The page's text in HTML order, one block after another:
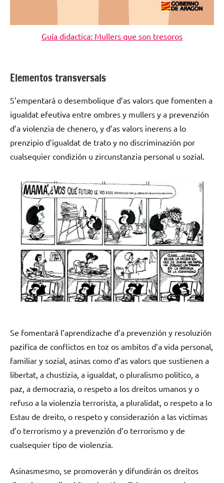
Guía didactica: Mullers que son tresoros
Elementos transversals
S’empentará o desembolique d’as valors que fomenten a
igualdat efeutiva entre ombres y mullers y a prevenzión
d’a violenzia de chenero, y d’as valors inerens a lo
prenzipio d’igualdat de trato y no discriminazión por
cualsequier condizión u zircunstanzia personal u sozial.
Se fomentará l’aprendizache d’a prevenzión y resoluzión
pazifica de conflictos en toz os ambitos d’a vida personal,
familiar y sozial, asinas como d’as valors que sustienen a
libertat, a chustizia, a igualdat, o pluralismo politico, a
paz, a democrazia, o respeto a los dreitos umanos y o
refuso a la violenzia terrorista, a pluralidat, o respeto a lo
Estau de dreito, o respeto y considerazión a las victimas
d’o terrorismo y a prevenzión d’o terrorismo y de
cualsequier tipo de violenzia.
Asinasmesmo, se promoverán y difundirán os dreitos